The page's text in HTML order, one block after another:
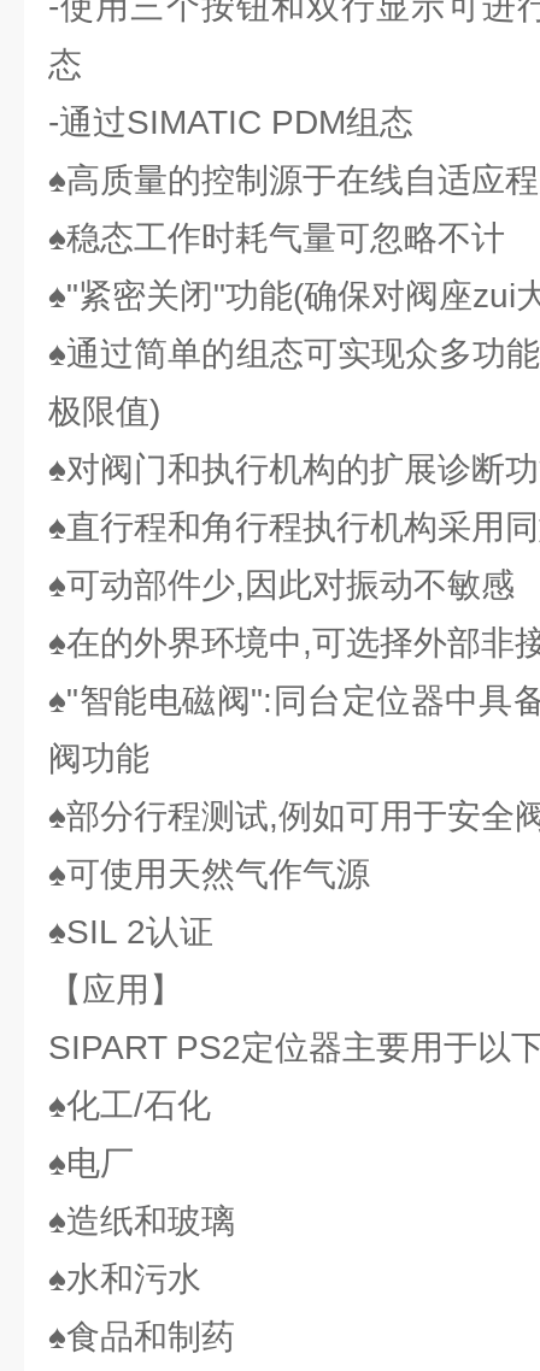
态
-通过SIMATIC PDM组态
♠高质量的控制源于在线自适应
♠稳态工作时耗气量可忽略不计
♠"紧密关闭"功能(确保对阀座zui
♠通过简单的组态可实现众多功
极限值)
♠对阀门和执行机构的扩展诊断
♠直行程和角行程执行机构采用
♠可动部件少,因此对振动不敏感
♠在的外界环境中,可选择外部非
♠"智能电磁阀":同台定位器中具
阀功能
♠部分行程测试,例如可用于安全
♠可使用天然气作气源
♠SIL 2认证
【应用】
SIPART PS2定位器主要用于以
♠化工/石化
♠电厂
♠造纸和玻璃
♠水和污水
♠食品和制药